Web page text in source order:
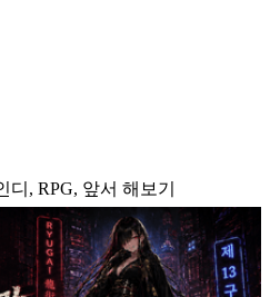
디, RPG, 앞서 해보기